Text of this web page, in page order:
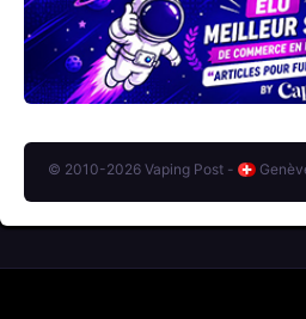
© 2010-2026 Vaping Post -